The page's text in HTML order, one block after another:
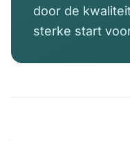
door de
sterke start